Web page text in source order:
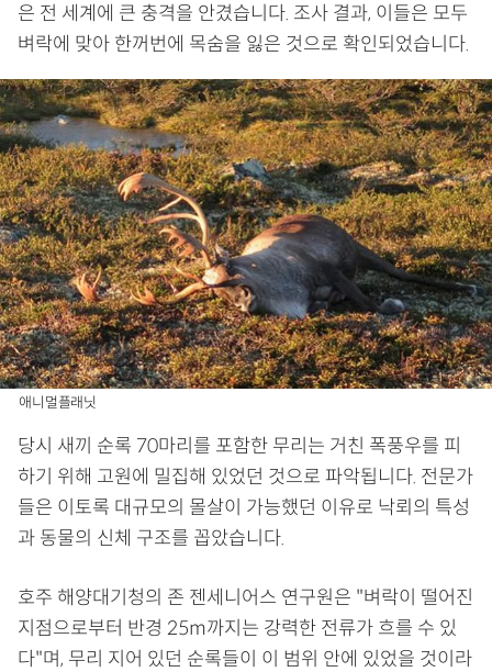
은 전 세계에 큰 충격을 안겼습니다. 조사 결과, 이들은 모두
벼락에 맞아 한꺼번에 목숨을 잃은 것으로 확인되었습니다.
애니멀플래닛
당시 새끼 순록 70마리를 포함한 무리는 거친 폭풍우를 피
하기 위해 고원에 밀집해 있었던 것으로 파악됩니다. 전문가
들은 이토록 대규모의 몰살이 가능했던 이유로 낙뢰의 특성
과 동물의 신체 구조를 꼽았습니다.
호주 해양대기청의 존 젠세니어스 연구원은 "벼락이 떨어진
지점으로부터 반경 25m까지는 강력한 전류가 흐를 수 있
다"며, 무리 지어 있던 순록들이 이 범위 안에 있었을 것이라